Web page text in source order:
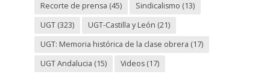
Recorte de prensa (45) Sindicalismo (13)
UGT(323) UGT-Castilla y León (21)
UGT: Memoria histórica de la clase obrera (17)
UGT Andalucia (15) Videos(17)